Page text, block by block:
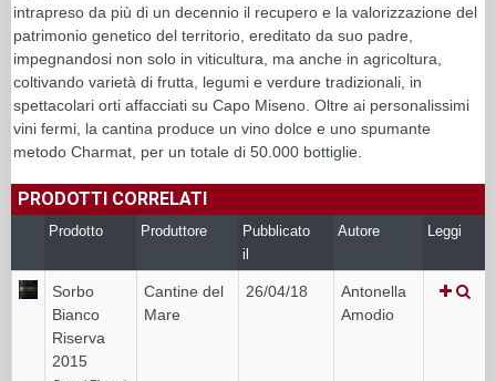
intrapreso da più di un decennio il recupero e la valorizzazione del
patrimonio genetico del territorio, ereditato da suo padre,
impegnandosi non solo in viticultura, ma anche in agricoltura,
coltivando varietà di frutta, legumi e verdure tradizionali, in
spettacolari orti affacciati su Capo Miseno. Oltre ai personalissimi
vini fermi, la cantina produce un vino dolce e uno spumante
metodo Charmat, per un totale di 50.000 bottiglie.
PRODOTTI CORRELATI
Prodotto Produttore
Pubblicato
il
Autore Leggi
Sorbo
Bianco
Riserva
2015
Cantine del
Mare
26/04/18
Antonella
Amodio